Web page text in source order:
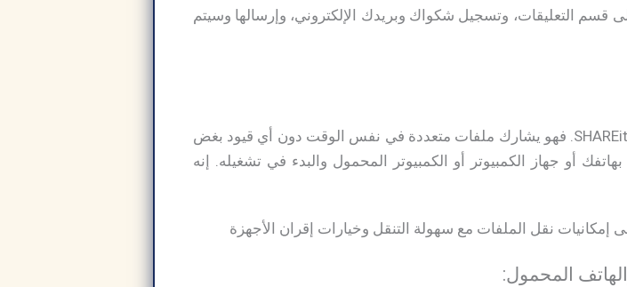
للكمبيوتر ويندوز 10​، والانتقال إلى قسم التعليقات، وتسجيل شكواك وبريدك الإلكتروني، وإرسالها وسيتم
يصبح نقل الملفات أو تبادلها أمرًا سهلاً باستخدام برنامج SHAREit. فهو يشارك ملفات متعددة في نفس الوقت دون أي قيود بغض
النظر عن حجم الملف. ما عليك سوى توصيل SHAREit بهاتفك أو جهاز الكمبيوتر أو الكمبيوتر المحمول والبدء في تشغيله. إنه
المحمول: